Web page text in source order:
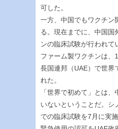
可した。
一方、中国でもワクチン
る。現在までに、中国国
ンの臨床試験が行われて
ファーム製ワクチンは、
長国連邦（UAE）で世界
れた。
「世界で初めて」とは
いないということだ。シ
での臨床試験を7月に実